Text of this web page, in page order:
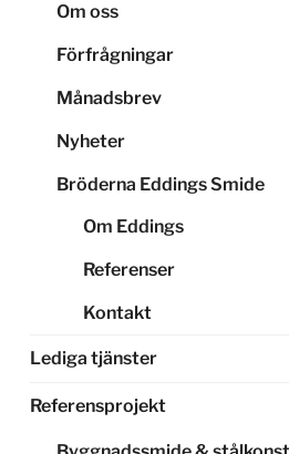
Om oss
Förfrågningar
Månadsbrev
Nyheter
Bröderna Eddings Smide
Om Eddings
Referenser
Kontakt
Lediga tjänster
Referensprojekt